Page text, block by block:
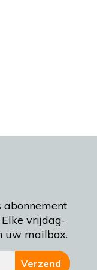
abonnement
vrijdag-
uw mailbox.
Verzend